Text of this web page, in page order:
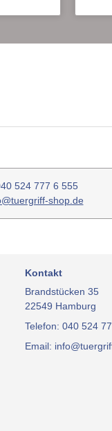
524 777 6 555
shop.de
Kontakt
Brandstücken 35
22549 Hamburg
Telefon: 040 524
Email: